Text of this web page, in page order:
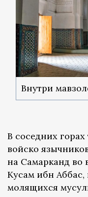
Внутри
В соседних
войско
на Самарканд во
Кусам ибн Аббас,
молящихся